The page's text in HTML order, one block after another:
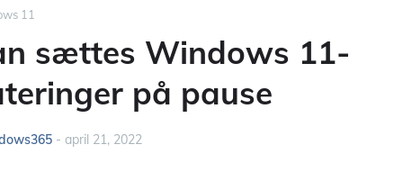
11
sættes Windows 11-
på pause
- april 21, 2022